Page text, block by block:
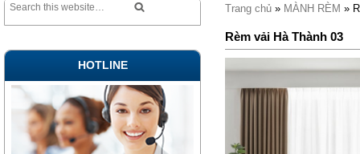
Trang chủ » MÀNH RÈM »
Rèm vải Hà Thành 03
HOTLINE